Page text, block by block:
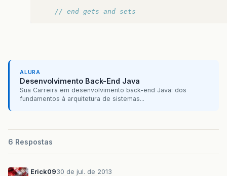
// end gets and sets
public String toString ()
{
return String.format
}
ALURA
Desenvolvimento Back-End Java
Sua Carreira em desenvolvimento back-end Java: dos
fundamentos à arquitetura de sistemas...
6 Respostas
Erick0930 de jul. de 2013